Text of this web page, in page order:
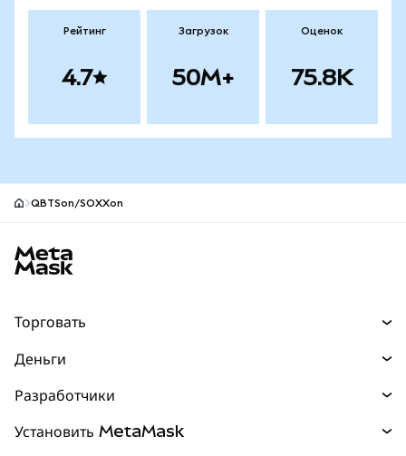
Рейтинг
4.7
Загрузок
50M+
Оценок
75.8K
QBTSon/SOXXon
Торговать
Прогнозы
Перпы НОВИНКА
Деньги
mUSD
Разработчики
Установить MetaMask